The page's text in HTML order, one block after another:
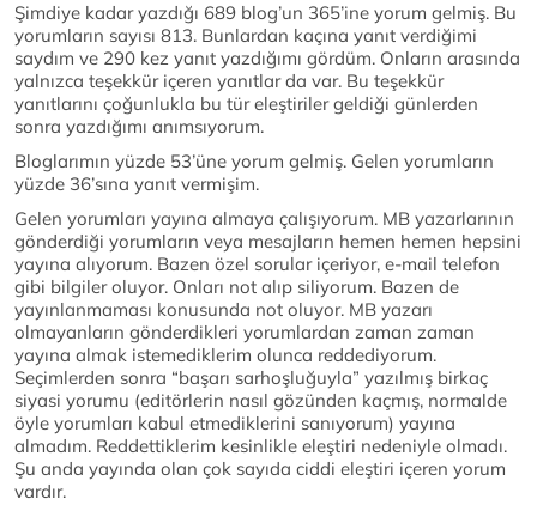
Şimdiye kadar yazdığı 689 blog’un 365’ine yorum gelmiş. Bu
yorumların sayısı 813. Bunlardan kaçına yanıt verdiğimi
saydım ve 290 kez yanıt yazdığımı gördüm. Onların arasında
yalnızca teşekkür içeren yanıtlar da var. Bu teşekkür
yanıtlarını çoğunlukla bu tür eleştiriler geldiği günlerden
sonra yazdığımı anımsıyorum.
Bloglarımın yüzde 53’üne yorum gelmiş. Gelen yorumların
yüzde 36’sına yanıt vermişim.
Gelen yorumları yayına almaya çalışıyorum. MB yazarlarının
gönderdiği yorumların veya mesajların hemen hemen hepsini
yayına alıyorum. Bazen özel sorular içeriyor, e-mail telefon
gibi bilgiler oluyor. Onları not alıp siliyorum. Bazen de
yayınlanmaması konusunda not oluyor. MB yazarı
olmayanların gönderdikleri yorumlardan zaman zaman
yayına almak istemediklerim olunca reddediyorum.
Seçimlerden sonra “başarı sarhoşluğuyla” yazılmış birkaç
siyasi yorumu (editörlerin nasıl gözünden kaçmış, normalde
öyle yorumları kabul etmediklerini sanıyorum) yayına
almadım. Reddettiklerim kesinlikle eleştiri nedeniyle olmadı.
Şu anda yayında olan çok sayıda ciddi eleştiri içeren yorum
vardır.